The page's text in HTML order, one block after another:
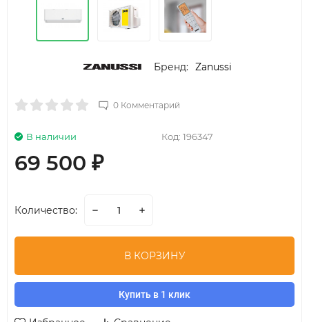
Бренд: Zanussi
0 Комментарий
Код: 196347
В наличии
69 500 ₽
Количество:
В КОРЗИНУ
Купить в 1 клик